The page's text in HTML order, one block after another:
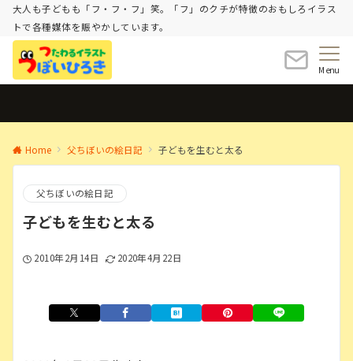
大人も子どもも「フ・フ・フ」笑。「フ」のクチが特徴のおもしろイラス
トで各種媒体を賑やかしています。
Menu
Home 父ちぼいの絵日記 子どもを生むと太る
父ちぼいの絵日記
子どもを生むと太る
2010年2月14日 2020年4月22日